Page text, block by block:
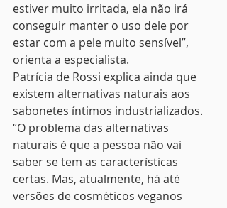
estiver muito irritada, ela não irá
conseguir manter o uso dele por
estar com a pele muito sensível”,
orienta a especialista.
Patrícia de Rossi explica ainda que
existem alternativas naturais aos
sabonetes íntimos industrializados.
“O problema das alternativas
naturais é que a pessoa não vai
saber se tem as características
certas. Mas, atualmente, há até
versões de cosméticos veganos